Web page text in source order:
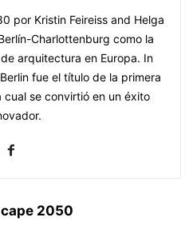
por Kristin Feireiss and Helga
Charlottenburg como la
arquitectura en Europa. In
fue el título de la primera
cual se convirtió en un éxito
2050